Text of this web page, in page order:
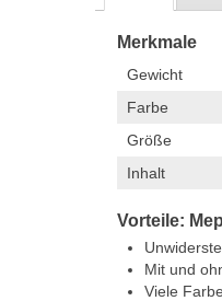
Merkmale
Gewicht
Farbe
Größe
Inhalt
Vorteile:
Mit und
Viele